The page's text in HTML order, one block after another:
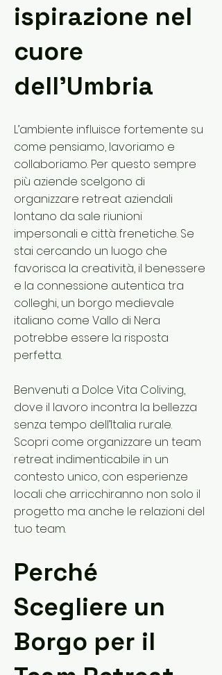
ispirazione nel
cuore
dell’Umbria
L’ambiente influisce fortemente su
come pensiamo, lavoriamo e
collaboriamo. Per questo sempre
più aziende scelgono di
organizzare retreat aziendali
lontano da sale riunioni
impersonali e città frenetiche. Se
stai cercando un luogo che
favorisca la creatività, il benessere
e la connessione autentica tra
colleghi, un borgo medievale
italiano come Vallo di Nera
potrebbe essere la risposta
perfetta.
Benvenuti a Dolce Vita Coliving,
dove il lavoro incontra la bellezza
senza tempo dell’Italia rurale.
Scopri come organizzare un team
retreat indimenticabile in un
contesto unico, con esperienze
locali che arricchiranno non solo il
progetto ma anche le relazioni del
tuo team.
Perché
Scegliere un
Borgo per il